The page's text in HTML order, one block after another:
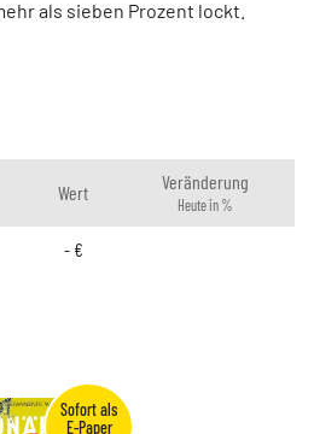
als sieben Prozent lockt.
Wert Veränderung
Heute in %
-€